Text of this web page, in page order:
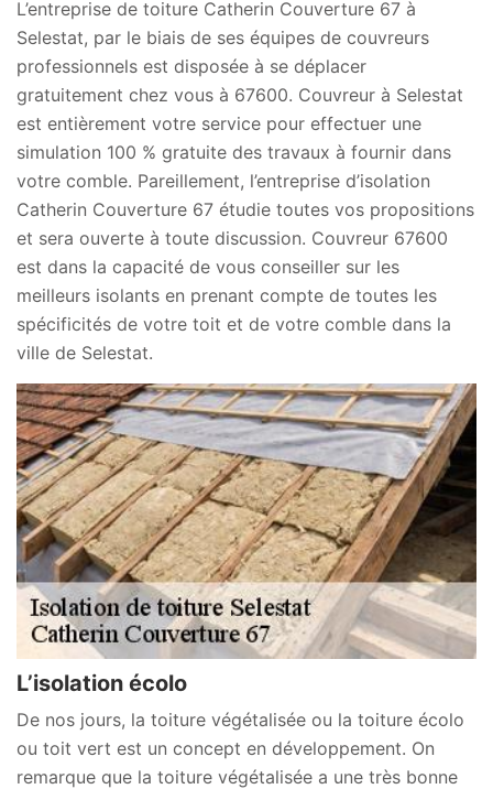
L’entreprise de toiture Catherin Couverture 67 à
Selestat, par le biais de ses équipes de couvreurs
professionnels est disposée à se déplacer
gratuitement chez vous à 67600. Couvreur à Selestat
est entièrement votre service pour effectuer une
simulation 100 % gratuite des travaux à fournir dans
votre comble. Pareillement, l’entreprise d’isolation
Catherin Couverture 67 étudie toutes vos propositions
et sera ouverte à toute discussion. Couvreur 67600
est dans la capacité de vous conseiller sur les
meilleurs isolants en prenant compte de toutes les
spécificités de votre toit et de votre comble dans la
ville de Selestat.
L’isolation écolo
De nos jours, la toiture végétalisée ou la toiture écolo
ou toit vert est un concept en développement. On
remarque que la toiture végétalisée a une très bonne